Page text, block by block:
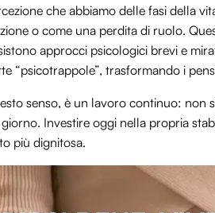
che abbiamo delle fasi della
o come una perdita di ruolo.
approcci psicologici brevi e
“psicotrappole”, trasformando i
senso, è un lavoro continuo: non
Investire oggi nella propria
più dignitosa.